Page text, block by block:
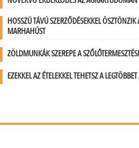
HOSSZÚ TÁVÚ SZERZŐDÉSEKKEL
MARHAHÚST
ZÖLDMUNKÁK SZEREPE A
EZEKKEL AZ ÉTELEKKEL TEHETSZ A